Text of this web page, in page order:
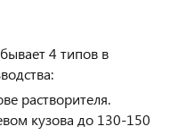
4 типов в
растворителя.
кузова до 130-150